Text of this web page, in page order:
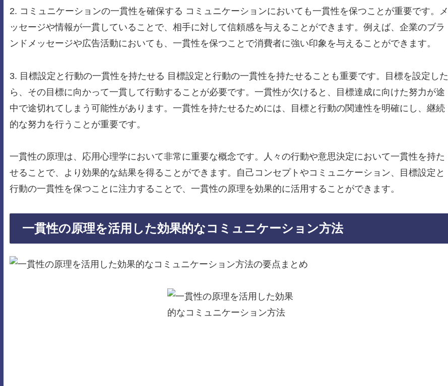
2. コミュニケーションの一貫性を確保する コミュニケーションにおいても一貫性を保つことが重要です。メ
ッセージや情報が一貫していることで、相手に対して信頼感を与えることができます。例えば、企業のブラ
ンドメッセージや広告活動においても、一貫性を保つことで消費者に強い印象を与えることができます。
3. 目標設定と行動の一貫性を持たせる 目標設定と行動の一貫性を持たせることも重要です。目標を設定した
ら、その目標に向かって一貫して行動することが必要です。一貫性が欠けると、目標達成に向けた努力が途
中で途切れてしまう可能性があります。一貫性を持たせるためには、目標と行動の関連性を明確にし、継続
的な努力を行うことが重要です。
一貫性の原理は、応用心理学において非常に重要な概念です。人々の行動や意思決定において一貫性を持た
せることで、より効果的な結果を得ることができます。自己コンセプトやコミュニケーション、目標設定と
行動の一貫性を保つことに注力することで、一貫性の原理を効果的に活用することができます。
一貫性の原理を活用した効果的なコミュニケーション方法